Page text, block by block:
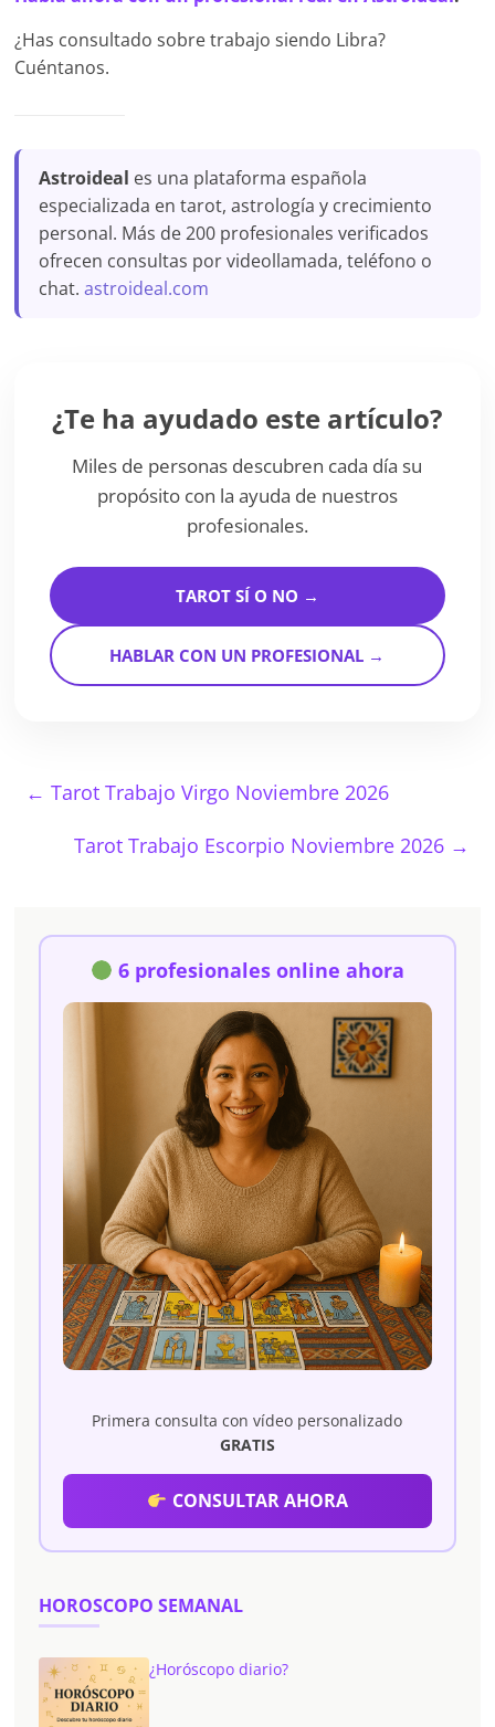
¿Has consultado sobre trabajo siendo Libra?
Cuéntanos.
Astroideal es una plataforma española
especializada en tarot, astrología y crecimiento
personal. Más de 200 profesionales verificados
ofrecen consultas por videollamada, teléfono o
chat.astroideal.com
¿Te ha ayudado este artículo?
Miles de personas descubren cada día su
propósito con la ayuda de nuestros
profesionales.
TAROT SÍ O NO →
HABLAR CON UN PROFESIONAL →
← Tarot Trabajo Virgo Noviembre 2026
Tarot Trabajo Escorpio Noviembre 2026 →
6 profesionales online ahora
Primera consulta con vídeo personalizado
GRATIS
CONSULTAR AHORA
HOROSCOPO SEMANAL
¿Horóscopo diario?